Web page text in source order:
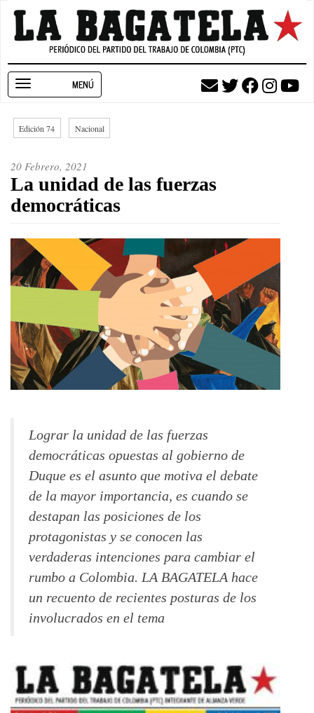
Pasar
contenido
navigation
Edición 74 Nacional
20 Febrero, 2021
La unidad de las fuerzas
democráticas
Lograr la unidad de las fuerzas
democráticas opuestas al gobierno de
Duque es el asunto que motiva el debate
de la mayor importancia, es cuando se
destapan las posiciones de los
protagonistas y se conocen las
verdaderas intenciones para cambiar el
rumbo a Colombia. LA BAGATELA hace
un recuento de recientes posturas de los
involucrados en el tema